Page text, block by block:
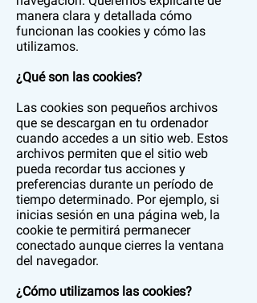
manera clara y detallada cómo
funcionan las cookies y cómo las
utilizamos.
¿Qué son las cookies?
Las cookies son pequeños archivos
que se descargan en tu ordenador
cuando accedes a un sitio web. Estos
archivos permiten que el sitio web
pueda recordar tus acciones y
preferencias durante un período de
tiempo determinado. Por ejemplo, si
inicias sesión en una página web, la
cookie te permitirá permanecer
conectado aunque cierres la ventana
del navegador.
¿Cómo utilizamos las cookies?